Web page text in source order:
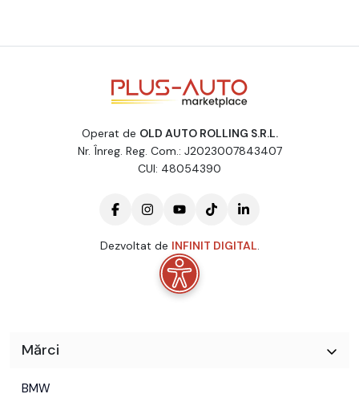
Operat de OLD AUTO ROLLING S.R.L.
Nr. Înreg. Reg. Com.: J2023007843407
CUI: 48054390
Dezvoltat de INFINIT DIGITAL.
Mărci
BMW